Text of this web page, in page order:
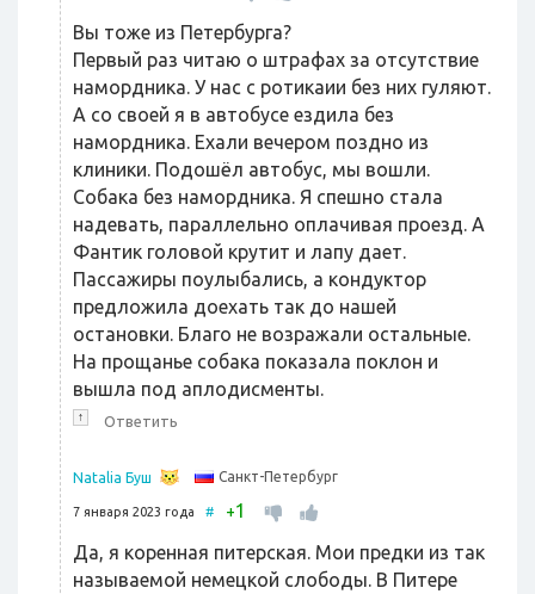
Вы тоже из Петербурга?
Первый раз читаю о штрафах за отсутствие
намордника. У нас с ротикаии без них гуляют.
А со своей я в автобусе ездила без
намордника. Ехали вечером поздно из
клиники. Подошёл автобус, мы вошли.
Собака без намордника. Я спешно стала
надевать, параллельно оплачивая проезд. А
Фантик головой крутит и лапу дает.
Пассажиры поулыбались, а кондуктор
предложила доехать так до нашей
остановки. Благо не возражали остальные.
На прощанье собака показала поклон и
вышла под аплодисменты.
↑ Ответить
Natalia Буш Санкт-Петербург
7 января 2023 года # +1
Да, я коренная питерская. Мои предки из так
называемой немецкой слободы. В Питере